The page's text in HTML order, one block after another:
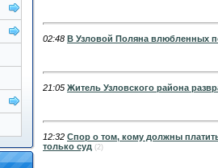
02:48 В Узловой Поляна влюбленных
21:05 Житель Узловского района
12:32 Спор о том, кому должны
только суд (2)